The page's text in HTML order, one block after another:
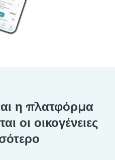
η πλατφόρμα
οι οικογένειες